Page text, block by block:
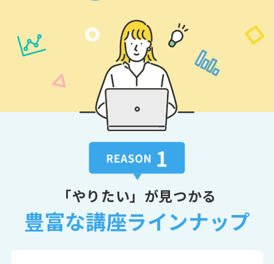
「やりたい」が見つかる
豊富な講座ラインナップ